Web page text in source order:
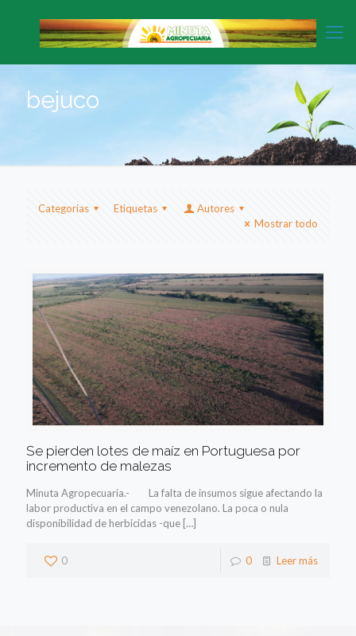
bejuco
Categorias Etiquetas
Autores
Mostrar todo
Se pierden lotes de maíz en Portuguesa por
incremento de malezas
Minuta Agropecuaria.- La falta de insumos sigue afectando la
labor productiva en el campo venezolano. La poca o nula
disponibilidad de herbicidas -que […]
0 0 Leer más